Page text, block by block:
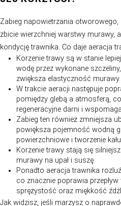
uda się to bez aeracji. W
powierzchnia zagęszcza się,
wody, tlenu, nawozów i
Dodatkowo, w ciągu roku
warstwa filcu (materii
rozwoju traw.
Aeracja trawnika – jak
w dalszej części artykułu.
CZYM JEST
JEJ KORZYŚCI?